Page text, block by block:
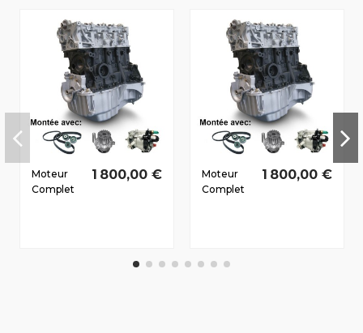
Moteur
Complet
1 800,00 €
Moteur
Complet
K9K837
1 800,00 €